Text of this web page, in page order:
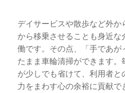
デイサービスや散歩など外か
から移乗させることも身近な
働です。その点、「手であが
たまま車輪清掃ができます。
が少しでも省けて、利用者と
力をまわす心の余裕に貢献で